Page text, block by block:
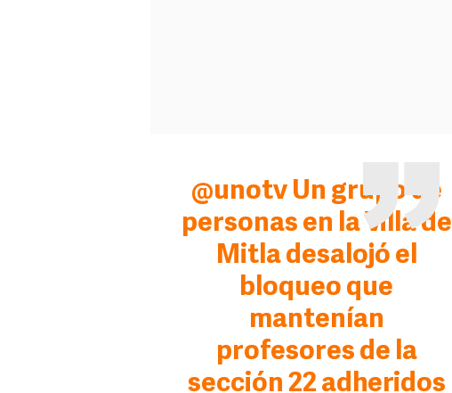
@unotvUn grupo de
personas en la Villa de
Mitla desalojó el
bloqueo que
mantenían
profesores de la
sección 22 adheridos